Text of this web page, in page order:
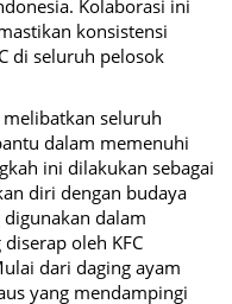
Kolaborasi ini
konsistensi
di seluruh pelosok
melibatkan seluruh
dalam memenuhi
ini dilakukan sebagai
diri dengan budaya
dalam
oleh KFC
dari daging ayam
yang mendampingi